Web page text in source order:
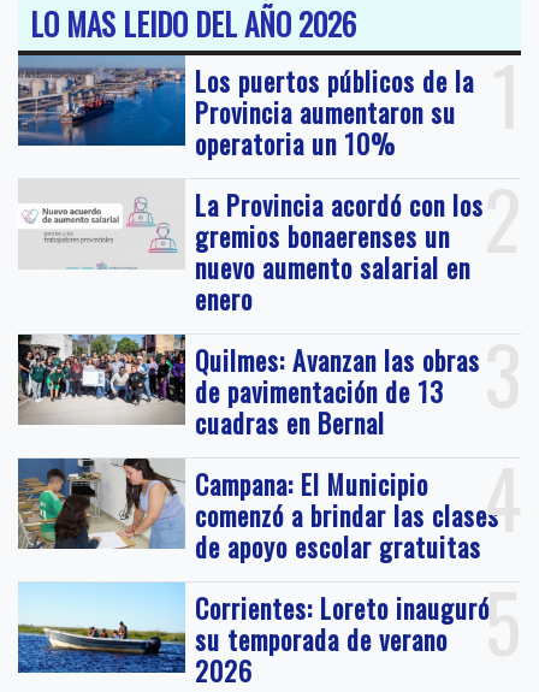
LO MAS LEIDO DEL AÑO 2026
1
Los puertos públicos de la
Provincia aumentaron su
operatoria un 10%
2
La Provincia acordó con los
gremios bonaerenses un
nuevo aumento salarial en
enero
3
Quilmes: Avanzan las obras
de pavimentación de 13
cuadras en Bernal
4
Campana: El Municipio
comenzó a brindar las clases
de apoyo escolar gratuitas
5
Corrientes: Loreto inauguró
su temporada de verano
2026